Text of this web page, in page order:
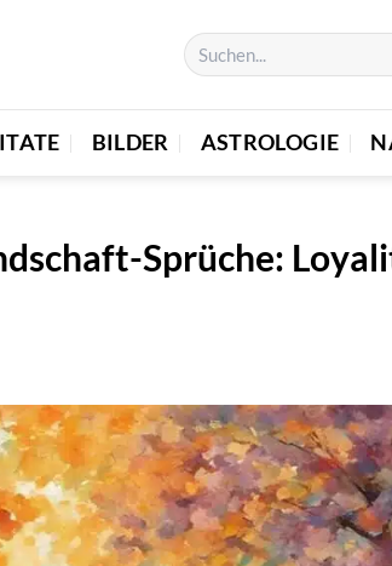
BILDER ASTROLOGIE
Sprüche: